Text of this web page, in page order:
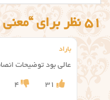
51 نظر برای “معنی اسم کایرا”
باراد
عالی بود توضیحات
31
4